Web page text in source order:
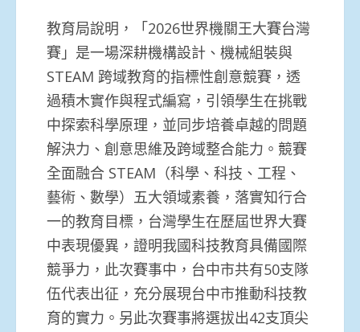
教育局說明，「2026世界機關王大賽台灣
賽」是一場深耕機構設計、機械組裝與
STEAM 跨域教育的指標性創意競賽，透
過積木實作與程式編寫，引領學生在挑戰
中探索科學原理，並同步培養卓越的問題
解決力、創意思維及跨域整合能力。競賽
全面融合 STEAM（科學、科技、工程、
藝術、數學）五大領域素養，落實知行合
一的教育目標，台灣學生在歷屆世界大賽
中表現優異，證明我國科技教育具備國際
競爭力，此次賽事中，台中市共有50支隊
伍代表出征，充分展現台中市推動科技教
育的實力。另此次賽事將選拔出42支頂尖